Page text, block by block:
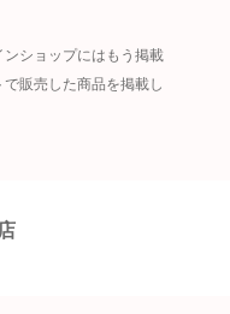
ショップにはもう掲載
販売した商品を掲載し